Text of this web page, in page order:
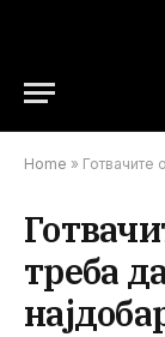
Home » Готвачите
треба